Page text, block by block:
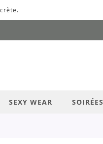
LA RECHERCHE
SEXY WEAR SOIRÉES